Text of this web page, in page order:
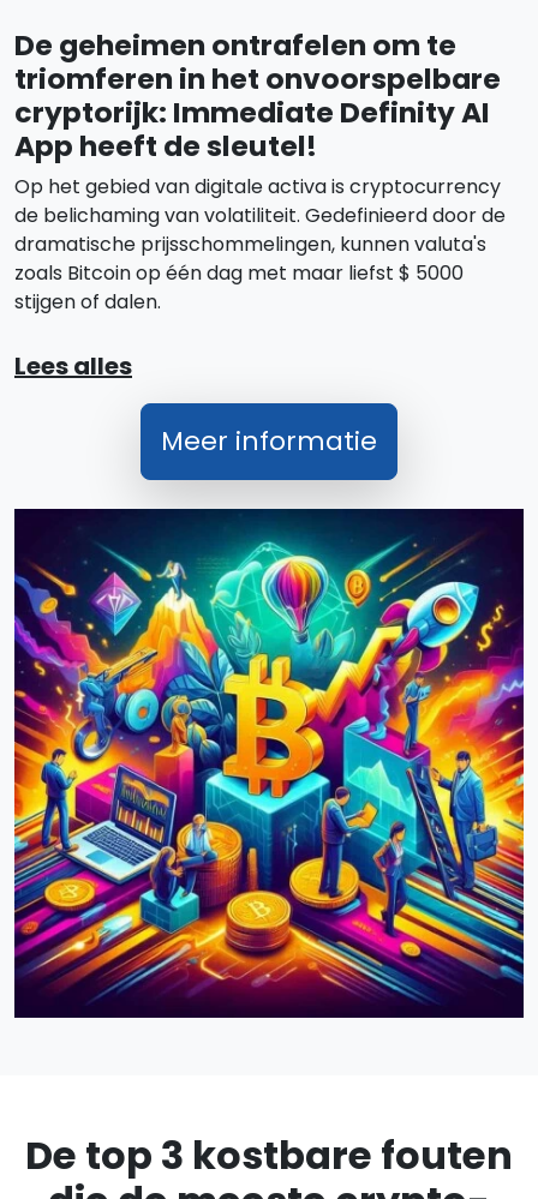
De geheimen ontrafelen om te
triomferen in het onvoorspelbare
cryptorijk: Immediate Definity AI
App heeft de sleutel!
Op het gebied van digitale activa is cryptocurrency
de belichaming van volatiliteit. Gedefinieerd door de
dramatische prijsschommelingen, kunnen valuta's
zoals Bitcoin op één dag met maar liefst $ 5000
stijgen of dalen.
Lees alles
Meer informatie
De top 3 kostbare fouten